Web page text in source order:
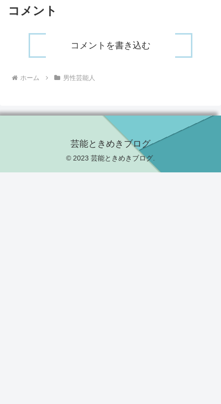
コメント
コメントを書き込む
ホーム 男性芸能人
芸能ときめきブログ
© 2023 芸能ときめきブログ.